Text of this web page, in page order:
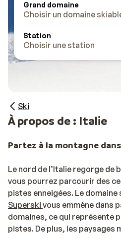
Grand domaine
Choisir un domaine
Station
Choisir une station
Ski
À propos de : Italie
Partez à la montagne
Le nord de l’Italie regorge de
vous pourrez parcourir des
pistes enneigées. Le domaine
Superski vous emmène dans
domaines, ce qui représente
pistes. De plus, les paysages